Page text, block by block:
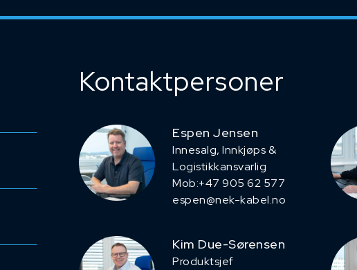
Kontaktpersoner
Espen Jensen
Innesalg, ​Innkjøps &
Logistikkansvarlig
Mob:+47 905 62 577
espen@nek-kabel.no
Kim Due-Sørensen
Produktsjef